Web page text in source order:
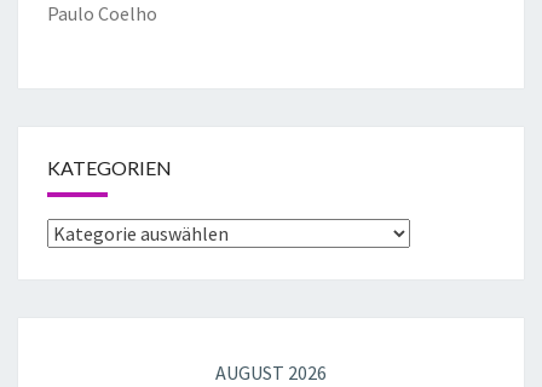
Paulo Coelho
KATEGORIEN
AUGUST 2026